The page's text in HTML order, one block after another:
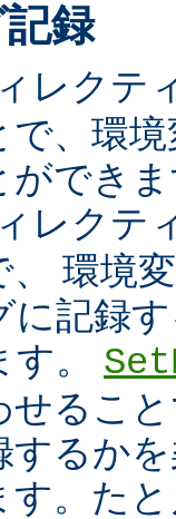
録
レクテ
で、環
ができ
レクテ
環境
に記録
。
せるこ
するか
す。た